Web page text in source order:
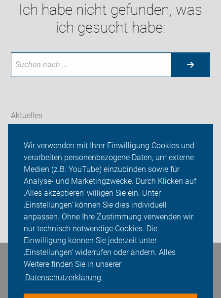
Wir verwenden mit Ihrer Einwilligung Cookies und
verarbeiten personenbezogene Daten, um externe
Medien (z.B. YouTube) einzubinden sowie für
Analyse- und Marketingzwecke. Durch Klicken auf
‚Alles akzeptieren‘ willigen Sie ein. Unter
‚Einstellungen‘ können Sie dies individuell
anpassen. Ohne Ihre Zustimmung verwenden wir
nur technisch notwendige Cookies. Die
Einwilligung können Sie jederzeit unter
‚Einstellungen‘ widerrufen oder ändern. Alles
Weitere finden Sie in unserer
Datenschutzerklärung.
Ich habe nicht gefunden, was
ich gesucht habe:
Aktuelles
ADFC Thüringen
Sei dabei
Presse
Bleiben Sie in Kontakt